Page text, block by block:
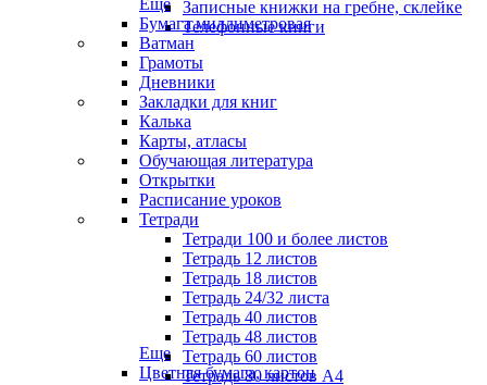
Записные книжки на гребне, склейке
Телефонные книги
Еще
Бумага миллиметровая
Ватман
Грамоты
Дневники
Закладки для книг
Калька
Карты, атласы
Обучающая литература
Открытки
Расписание уроков
Тетради
Тетради 100 и более листов
Тетрадь 12 листов
Тетрадь 18 листов
Тетрадь 24/32 листа
Тетрадь 40 листов
Тетрадь 48 листов
Тетрадь 60 листов
Тетрадь 80 листов А4
Еще
Цветная бумага, картон